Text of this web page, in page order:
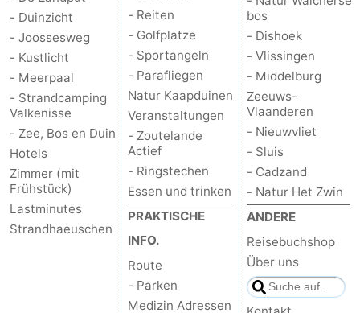
- Duinzicht
- Joossesweg
- Kustlicht
- Meerpaal
- Strandcamping
Valkenisse
- Zee, Bos en Duin
Hotels
Zimmer (mit
Frühstück)
Lastminutes
Strandhaeuschen
- Reiten
- Golfplatze
- Sportangeln
- Parafliegen
Natur Kaapduinen
Veranstaltungen
- Zoutelande
Actief
- Ringstechen
Essen und trinken
PRAKTISCHE
INFO.
Route
- Parken
Medizin Adressen
bos
- Dishoek
- Vlissingen
- Middelburg
Zeeuws-
Vlaanderen
- Nieuwvliet
- Sluis
- Cadzand
- Natur Het Zwin
ANDERE
Reisebuchshop
Über uns